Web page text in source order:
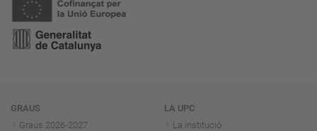
Navegació
GRAUS
Graus 2026-2027
LA UPC
La institució